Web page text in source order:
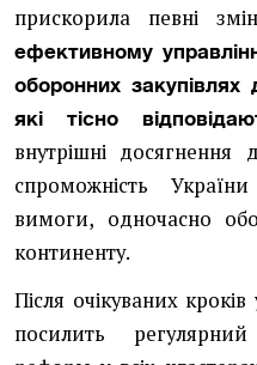
прискорила певні
ефективному
оборонних закупівлях
які тісно
внутрішні досягнення
спроможність
вимоги, одночасно
континенту.
Після очікуваних
посилить